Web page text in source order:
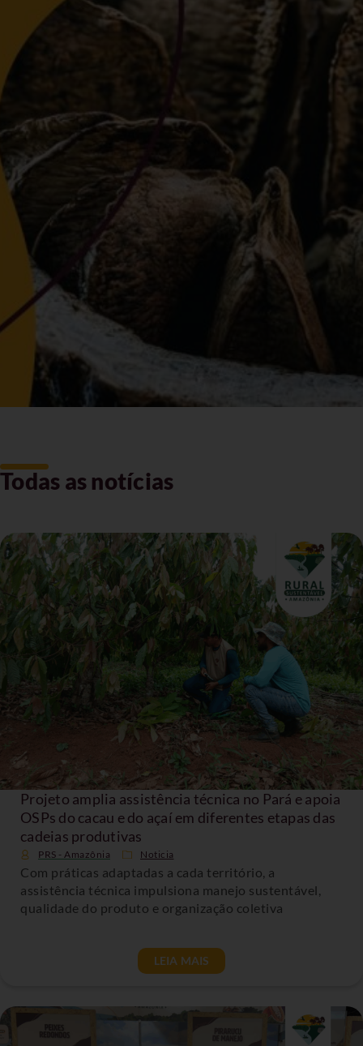
Todas as notícias
Projeto amplia assistência técnica no Pará e apoia
OSPs do cacau e do açaí em diferentes etapas das
cadeias produtivas
PRS - Amazônia Noticia
Com práticas adaptadas a cada território, a
assistência técnica impulsiona manejo sustentável,
qualidade do produto e organização coletiva
LEIA MAIS